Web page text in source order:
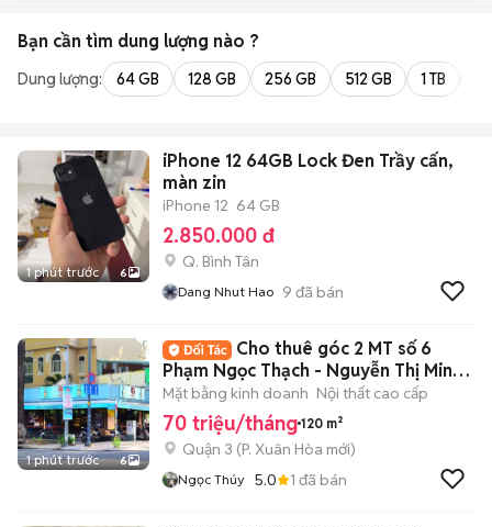
Bạn cần tìm dung lượng nào ?
Dung lượng: 64 GB 128 GB 256 GB 512 GB 1 TB
1 phút trước 6
iPhone 12 64GB Lock Đen Trầy cấn,
màn zin
iPhone 12 64 GB
2.850.000 đ
Q. Bình Tân
Dang Nhut Hao 9 đã bán
1 phút trước 6
Cho thuê góc 2 MT số 6
Phạm Ngọc Thạch - Nguyễn Thị Minh
Khai, Quận 3
Mặt bằng kinh doanh Nội thất cao cấp
70 triệu/tháng 120 m²
Quận 3 (P. Xuân Hòa mới)
Ngọc Thúy 5.0 1 đã bán